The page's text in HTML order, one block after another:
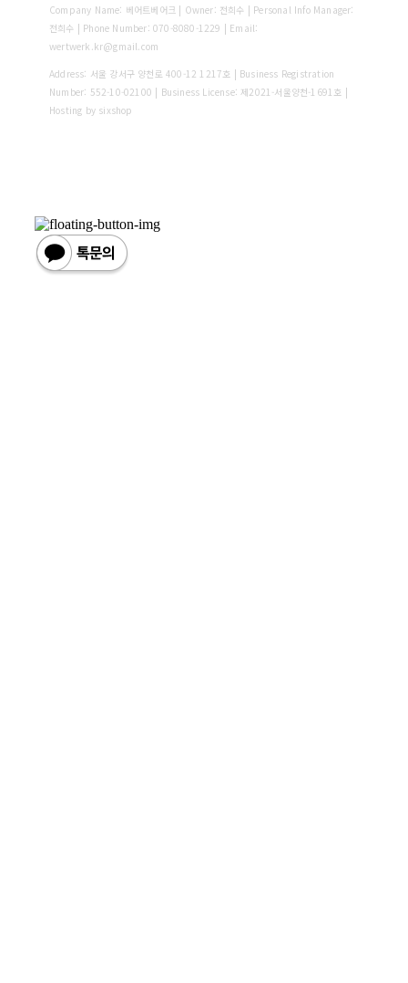
Company Name: 베어트베어크 | Owner: 전희수 | Personal Info Manager:
전희수 | Phone Number: 070-8080-1229 | Email:
wertwerk.kr@gmail.com
Address: 서울 강서구 양천로 400-12 1217호 | Business Registration
Number: 552-10-02100 | Business License: 제2021-서울양천-1691호 |
Hosting by sixshop